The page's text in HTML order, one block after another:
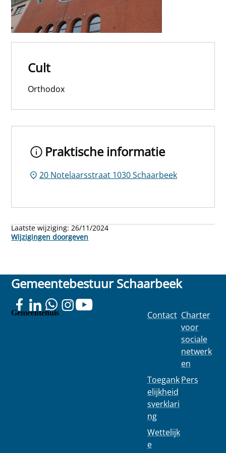
Cult
Orthodox
Praktische informatie
20 Notelaarsstraat 1030 Schaarbeek
Laatste wijziging:26/11/2024
Wijzigingen doorgeven
Gemeentebestuur Schaarbeek
Gemeentehuis Contact
Toegank
elijkheid
sverklari
ng
Wettelijk
e
Charter
voor
sociale
netwerk
en
Pers